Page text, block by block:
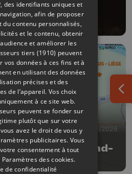
: des voiries en
23/06/2026
totale du rond-
au 4 juillet
des identifiants uniques et
afin de proposer
du contenu personnalisés,
et le contenu, obtenir
et améliorer les
tiers (1910) peuvent
données à ces fins et à
en utilisant des données
précises et des
de l’appareil. Vos choix
à ce site web.
peuvent se fonder sur
plutôt que sur votre
avez le droit de vous y
publicitaires. Vous
consentement à tout
Paramètres des cookies.
de confidentialité